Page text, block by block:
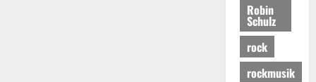
Robin
Schulz
rock
rockmusik